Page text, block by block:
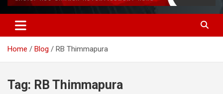
Home Blog RB Thimmapura
Tag: RB Thimmapura